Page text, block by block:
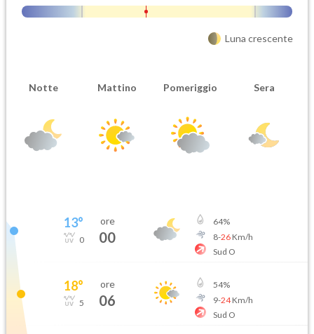
Luna crescente
Notte Mattino Pomeriggio Sera
13°
0
ore
00
64%
8-26Km/h
Sud O
18°
5
ore
06
54%
9-24Km/h
Sud O